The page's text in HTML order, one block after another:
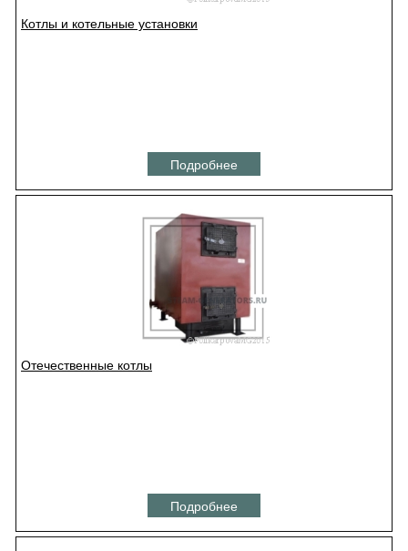
Котлы и котельные установки
Подробнее
Отечественные котлы
Подробнее